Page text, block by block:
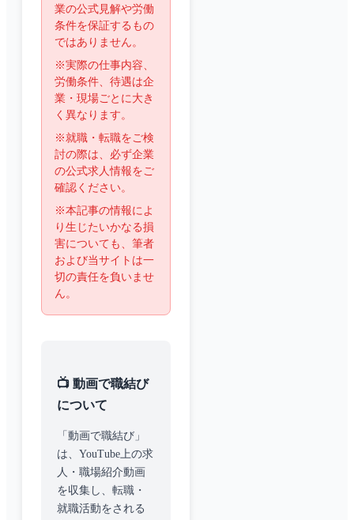
業の公式見解や労働
条件を保証するもの
ではありません。
※実際の仕事内容、
労働条件、待遇は企
業・現場ごとに大き
く異なります。
※就職・転職をご検
討の際は、必ず企業
の公式求人情報をご
確認ください。
※本記事の情報によ
り生じたいかなる損
害についても、筆者
および当サイトは一
切の責任を負いませ
ん。
📺 動画で職結び
について
「動画で職結び」
は、YouTube上の求
人・職場紹介動画
を収集し、転職・
就職活動をされる